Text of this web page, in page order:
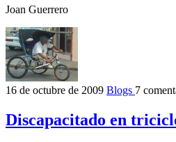
Joan Guerrero
16 de octubre de 2009 Blogs 7
Discapacitado en